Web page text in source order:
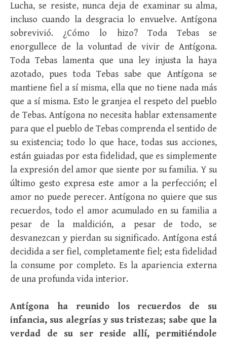
Lucha, se resiste, nunca deja de examinar su alma,
incluso cuando la desgracia lo envuelve. Antígona
sobrevivió. ¿Cómo lo hizo? Toda Tebas se
enorgullece de la voluntad de vivir de Antígona.
Toda Tebas lamenta que una ley injusta la haya
azotado, pues toda Tebas sabe que Antígona se
mantiene fiel a sí misma, ella que no tiene nada más
que a sí misma. Esto le granjea el respeto del pueblo
de Tebas. Antígona no necesita hablar extensamente
para que el pueblo de Tebas comprenda el sentido de
su existencia; todo lo que hace, todas sus acciones,
están guiadas por esta fidelidad, que es simplemente
la expresión del amor que siente por su familia. Y su
último gesto expresa este amor a la perfección; el
amor no puede perecer. Antígona no quiere que sus
recuerdos, todo el amor acumulado en su familia a
pesar de la maldición, a pesar de todo, se
desvanezcan y pierdan su significado. Antígona está
decidida a ser fiel, completamente fiel; esta fidelidad
la consume por completo. Es la apariencia externa
de una profunda vida interior.
Antígona ha reunido los recuerdos de su
infancia, sus alegrías y sus tristezas; sabe que la
verdad de su ser reside allí, permitiéndole